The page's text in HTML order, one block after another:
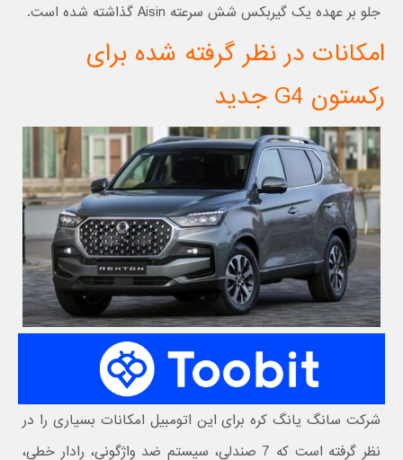
جلو بر عهده یک گیربکس شش سرعته Aisin گذاشته شده است.
امکانات در نظر گرفته شده برای
رکستون G4 جدید
شرکت سانگ یانگ کره برای این اتومبیل امکانات بسیاری را در
نظر گرفته است که 7 صندلی، سیستم ضد واژگونی، رادار خطی،